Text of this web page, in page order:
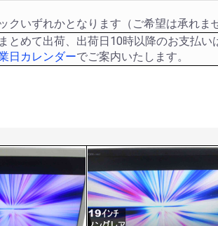
クいずれかとなります（ご希望は承れま
とめて出荷、出荷日10時以降のお支払い
日カレンダーでご案内いたします。